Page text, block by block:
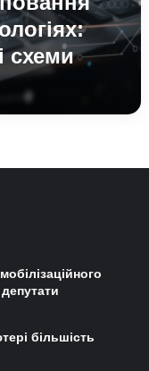
схеми
більшість